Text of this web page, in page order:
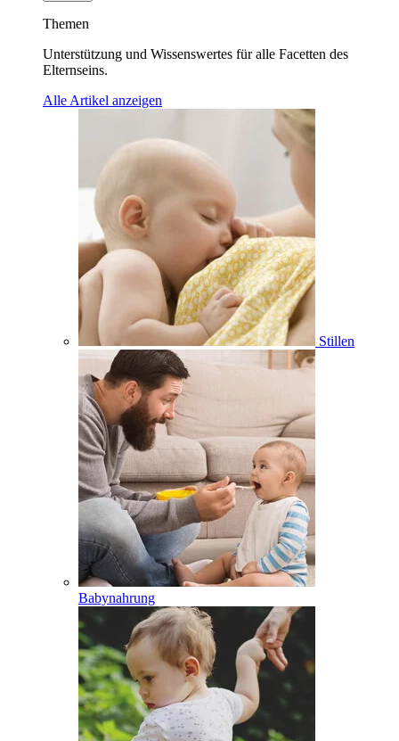
Themen
Unterstützung und Wissenswertes für alle Facetten des
Elternseins.
Alle Artikel anzeigen
Stillen
Babynahrung